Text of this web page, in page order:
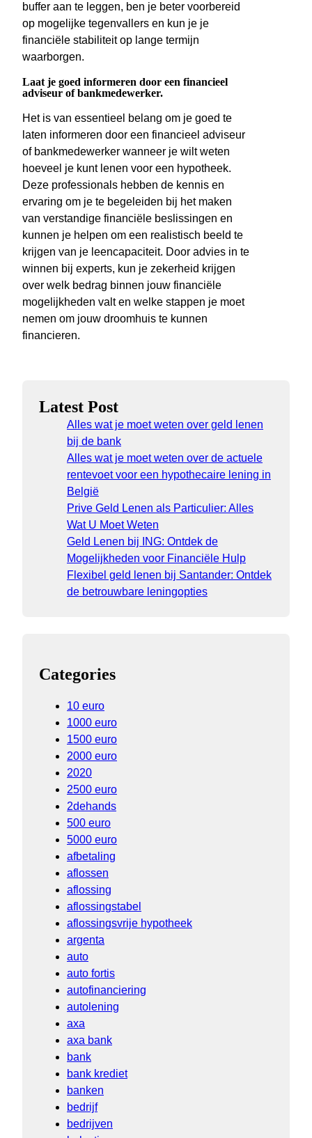
buffer aan te leggen, ben je beter voorbereid
op mogelijke tegenvallers en kun je je
financiële stabiliteit op lange termijn
waarborgen.
Laat je goed informeren door een financieel
adviseur of bankmedewerker.
Het is van essentieel belang om je goed te
laten informeren door een financieel adviseur
of bankmedewerker wanneer je wilt weten
hoeveel je kunt lenen voor een hypotheek.
Deze professionals hebben de kennis en
ervaring om je te begeleiden bij het maken
van verstandige financiële beslissingen en
kunnen je helpen om een realistisch beeld te
krijgen van je leencapaciteit. Door advies in te
winnen bij experts, kun je zekerheid krijgen
over welk bedrag binnen jouw financiële
mogelijkheden valt en welke stappen je moet
nemen om jouw droomhuis te kunnen
financieren.
Latest Post
Alles wat je moet weten over geld lenen
bij de bank
Alles wat je moet weten over de actuele
rentevoet voor een hypothecaire lening in
België
Prive Geld Lenen als Particulier: Alles
Wat U Moet Weten
Geld Lenen bij ING: Ontdek de
Mogelijkheden voor Financiële Hulp
Flexibel geld lenen bij Santander: Ontdek
de betrouwbare leningopties
Categories
10 euro
1000 euro
1500 euro
2000 euro
2020
2500 euro
2dehands
500 euro
5000 euro
afbetaling
aflossen
aflossing
aflossingstabel
aflossingsvrije hypotheek
argenta
auto
auto fortis
autofinanciering
autolening
axa
axa bank
bank
bank krediet
banken
bedrijf
bedrijven